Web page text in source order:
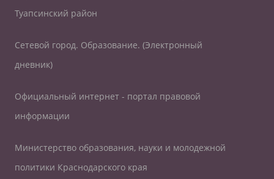
Туапсинский район
Сетевой город. Образование. (Электронный
дневник)
Официальный интернет - портал правовой
информации
Министерство образования, науки и молодежной
политики Краснодарского края